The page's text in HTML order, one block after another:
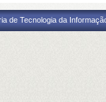
de Tecnologia da